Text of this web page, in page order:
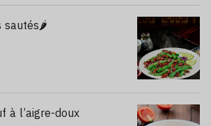
sautés🌶️
à l’aigre-doux